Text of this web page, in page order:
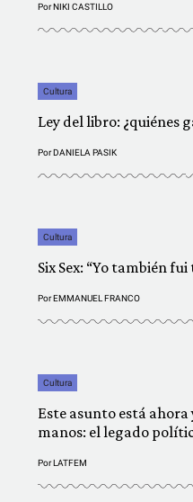
PorNIKI CASTILLO
Cultura
Ley del libro: ¿quiénes
PorDANIELA PASIK
Cultura
Six Sex: “Yo también
PorEMMANUEL FRANCO
Cultura
Este asunto está
manos: el legado
PorLATFEM